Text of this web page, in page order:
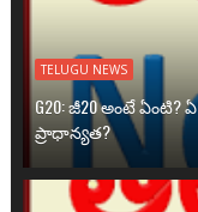
TELUGU NEWS
G20: జీ20 అంటే ఏంటి?
ప్రాధాన్యత?